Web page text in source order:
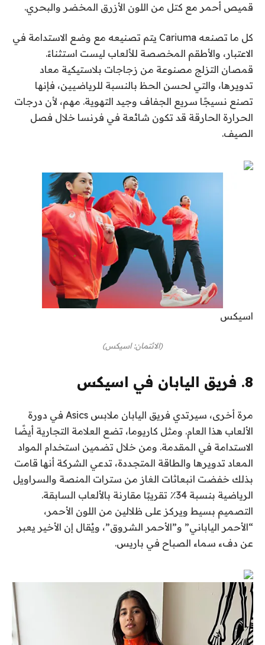
قميص أحمر مع كتل من اللون الأزرق المخضر والبحري.
كل ما تصنعه Cariuma يتم تصنيعه مع وضع الاستدامة في
الاعتبار، والأطقم المخصصة للألعاب ليست استثناءً.
قمصان التزلج مصنوعة من زجاجات بلاستيكية معاد
تدويرها، والتي لحسن الحظ بالنسبة للرياضيين، فإنها
تصنع نسيجًا سريع الجفاف وجيد التهوية. مهم، لأن درجات
الحرارة الحارقة قد تكون شائعة في فرنسا خلال فصل
الصيف.
اسيكس
(الائتمان: اسيكس)
8. فريق اليابان في اسيكس
مرة أخرى، سيرتدي فريق اليابان ملابس Asics في دورة
الألعاب هذا العام. ومثل كاريوما، تضع العلامة التجارية أيضًا
الاستدامة في المقدمة. ومن خلال تضمين استخدام المواد
المعاد تدويرها والطاقة المتجددة، تدعي الشركة أنها قامت
بذلك خفضت انبعاثات الغاز من سترات المنصة والسراويل
الرياضية بنسبة 34٪ تقريبًا مقارنة بالألعاب السابقة.
التصميم بسيط ويركز على ظلالين من اللون الأحمر،
“الأحمر الياباني” و”الأحمر الشروق”، ويُقال إن الأخير يعبر
عن دفء سماء الصباح في باريس.